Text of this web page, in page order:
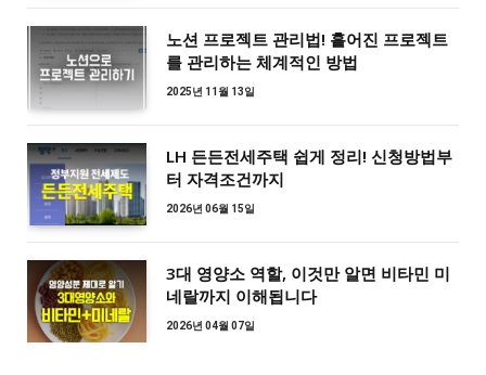
노션 프로젝트 관리법! 흩어진 프로젝트
를 관리하는 체계적인 방법
2025년 11월 13일
LH 든든전세주택 쉽게 정리! 신청방법부
터 자격조건까지
2026년 06월 15일
3대 영양소 역할, 이것만 알면 비타민 미
네랄까지 이해됩니다
2026년 04월 07일